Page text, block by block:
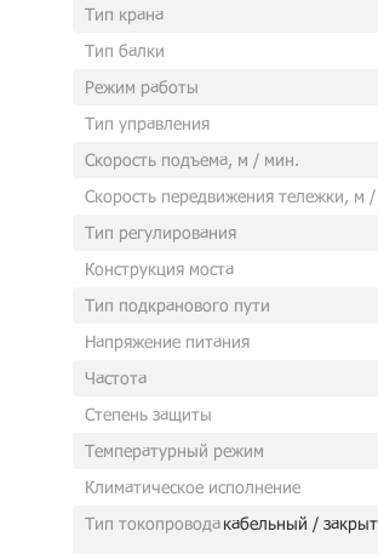
Тип крана
Тип балки
Режим работы
Тип управления
Скорость подъема, м / мин.
Скорость передвижения тележки, м
Тип регулирования
Конструкция моста
Тип подкранового пути
Напряжение питания
Частота
Степень защиты
Температурный режим
Климатическое исполнение
Тип токопроводакабельный /